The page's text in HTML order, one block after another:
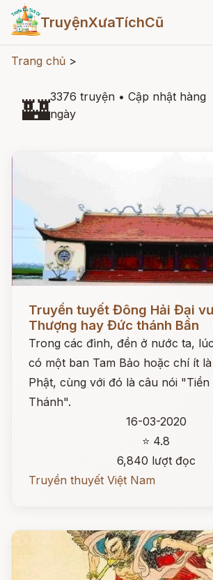
TruyệnXưaTíchCũ
Trang chủ >
🏰3376 truyện • Cập nhật hàng
ngày
Đọc ngay
Truyền tuyết Đông Hải Đại
Thượng hay Đức thánh Bần
Trong các đình, đền ở nước ta,
có một ban Tam Bảo hoặc chí ít
Phật, cùng với đó là câu nói "Tiền
Thánh".
16-03-2020
⭐ 4.8
6,840 lượt đọc
Truyền thuyết Việt Nam